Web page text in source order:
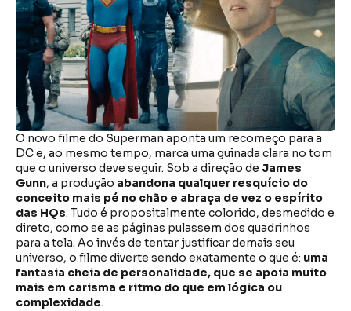
O novo filme do Superman aponta um recomeço para a
DC e, ao mesmo tempo, marca uma guinada clara no tom
que o universo deve seguir. Sob a direção de James
Gunn, a produção abandona qualquer resquício do
conceito mais pé no chão e abraça de vez o espírito
das HQs. Tudo é propositalmente colorido, desmedido e
direto, como se as páginas pulassem dos quadrinhos
para a tela. Ao invés de tentar justificar demais seu
universo, o filme diverte sendo exatamente o que é: uma
fantasia cheia de personalidade, que se apoia muito
mais em carisma e ritmo do que em lógica ou
complexidade.